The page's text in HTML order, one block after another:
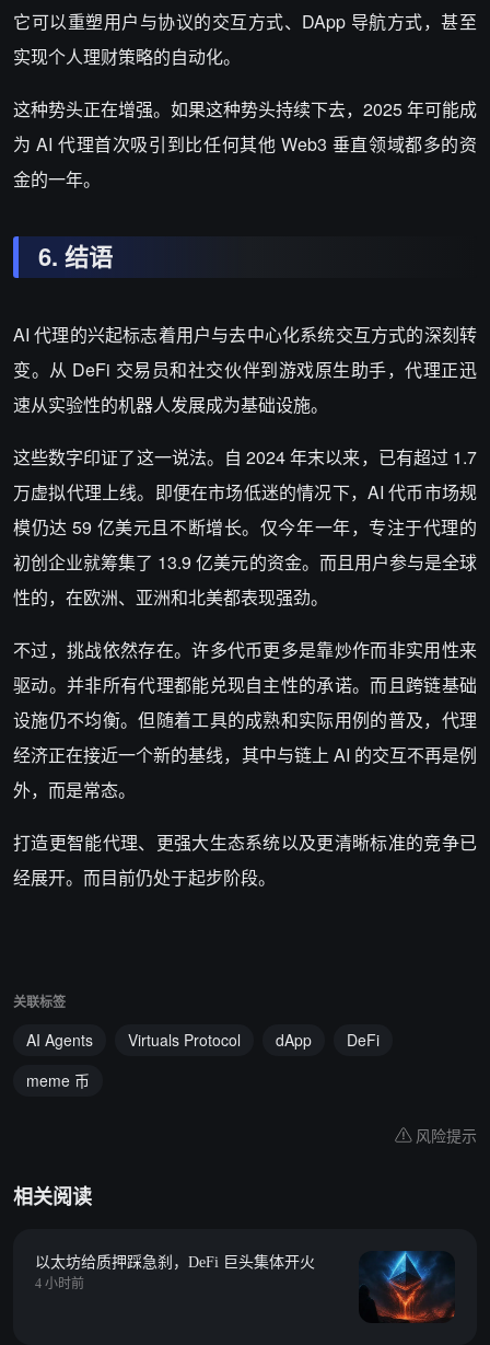
它可以重塑用户与协议的交互方式、DApp 导航方式，甚至
实现个人理财策略的自动化。
这种势头正在增强。如果这种势头持续下去，2025 年可能成
为 AI 代理首次吸引到比任何其他 Web3 垂直领域都多的资
金的一年。
6. 结语
AI 代理的兴起标志着用户与去中心化系统交互方式的深刻转
变。从 DeFi 交易员和社交伙伴到游戏原生助手，代理正迅
速从实验性的机器人发展成为基础设施。
这些数字印证了这一说法。自 2024 年末以来，已有超过 1.7
万虚拟代理上线。即便在市场低迷的情况下，AI 代币市场规
模仍达 59 亿美元且不断增长。仅今年一年，专注于代理的
初创企业就筹集了 13.9 亿美元的资金。而且用户参与是全球
性的，在欧洲、亚洲和北美都表现强劲。
不过，挑战依然存在。许多代币更多是靠炒作而非实用性来
驱动。并非所有代理都能兑现自主性的承诺。而且跨链基础
设施仍不均衡。但随着工具的成熟和实际用例的普及，代理
经济正在接近一个新的基线，其中与链上 AI 的交互不再是例
外，而是常态。
打造更智能代理、更强大生态系统以及更清晰标准的竞争已
经展开。而目前仍处于起步阶段。
关联标签
AI Agents Virtuals Protocol dApp
DeFi
meme 币
风险提示
相关阅读
以太坊给质押踩急刹，DeFi 巨头集体开火
4 小时前